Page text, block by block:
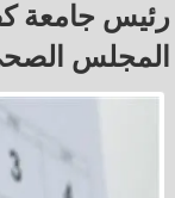
رئيس جامعة
المجلس